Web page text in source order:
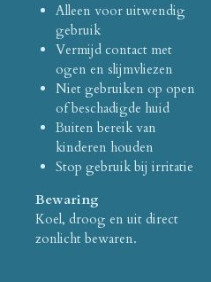
Alleen voor uitwendig
gebruik
Vermijd contact met
ogen en slijmvliezen
Niet gebruiken op open
of beschadigde huid
Buiten bereik van
kinderen houden
Stop gebruik bij irritatie
Bewaring
Koel, droog en uit direct
zonlicht bewaren.